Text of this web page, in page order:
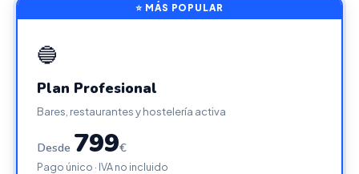
⭐ MÁS POPULAR
🔵
Plan Profesional
Bares, restaurantes y hostelería activa
Desde 799€
Pago único · IVA no incluido